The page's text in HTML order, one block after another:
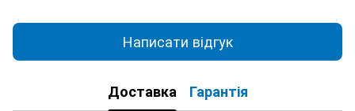
Написати відгук
Доставка Гарантія